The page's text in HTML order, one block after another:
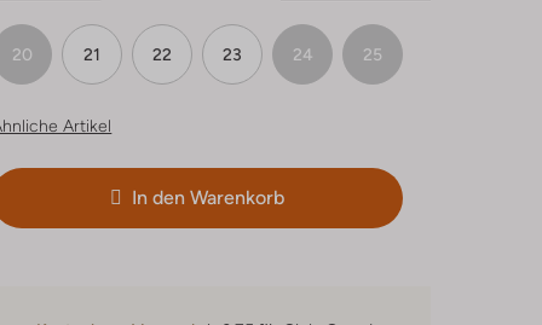
20 21 22 23 24 25
Artikel
In den Warenkorb